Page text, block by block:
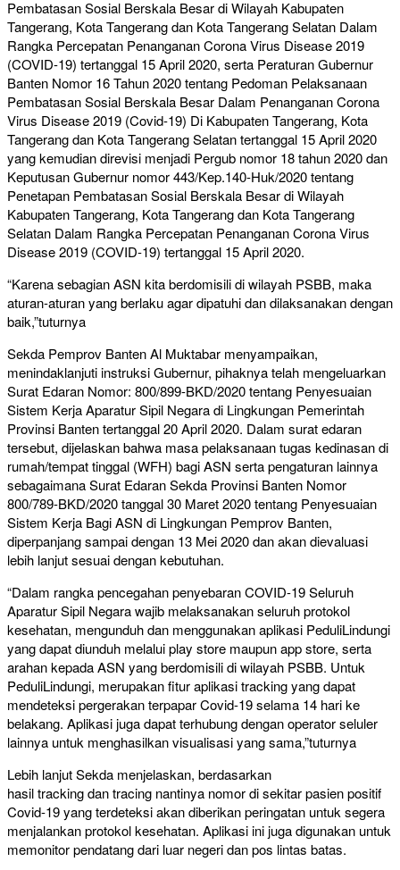
Pembatasan Sosial Berskala Besar di Wilayah Kabupaten
Tangerang, Kota Tangerang dan Kota Tangerang Selatan Dalam
Rangka Percepatan Penanganan Corona Virus Disease 2019
(COVID-19) tertanggal 15 April 2020, serta Peraturan Gubernur
Banten Nomor 16 Tahun 2020 tentang Pedoman Pelaksanaan
Pembatasan Sosial Berskala Besar Dalam Penanganan Corona
Virus Disease 2019 (Covid-19) Di Kabupaten Tangerang, Kota
Tangerang dan Kota Tangerang Selatan tertanggal 15 April 2020
yang kemudian direvisi menjadi Pergub nomor 18 tahun 2020 dan
Keputusan Gubernur nomor 443/Kep.140-Huk/2020 tentang
Penetapan Pembatasan Sosial Berskala Besar di Wilayah
Kabupaten Tangerang, Kota Tangerang dan Kota Tangerang
Selatan Dalam Rangka Percepatan Penanganan Corona Virus
Disease 2019 (COVID-19) tertanggal 15 April 2020.
“Karena sebagian ASN kita berdomisili di wilayah PSBB, maka
aturan-aturan yang berlaku agar dipatuhi dan dilaksanakan dengan
baik,”tuturnya
Sekda Pemprov Banten Al Muktabar menyampaikan,
menindaklanjuti instruksi Gubernur, pihaknya telah mengeluarkan
Surat Edaran Nomor: 800/899-BKD/2020 tentang Penyesuaian
Sistem Kerja Aparatur Sipil Negara di Lingkungan Pemerintah
Provinsi Banten tertanggal 20 April 2020. Dalam surat edaran
tersebut, dijelaskan bahwa masa pelaksanaan tugas kedinasan di
rumah/tempat tinggal (WFH) bagi ASN serta pengaturan lainnya
sebagaimana Surat Edaran Sekda Provinsi Banten Nomor
800/789-BKD/2020 tanggal 30 Maret 2020 tentang Penyesuaian
Sistem Kerja Bagi ASN di Lingkungan Pemprov Banten,
diperpanjang sampai dengan 13 Mei 2020 dan akan dievaluasi
lebih lanjut sesuai dengan kebutuhan.
“Dalam rangka pencegahan penyebaran COVID-19 Seluruh
Aparatur Sipil Negara wajib melaksanakan seluruh protokol
kesehatan, mengunduh dan menggunakan aplikasi PeduliLindungi
yang dapat diunduh melalui play store maupun app store, serta
arahan kepada ASN yang berdomisili di wilayah PSBB. Untuk
PeduliLindungi, merupakan fitur aplikasi tracking yang dapat
mendeteksi pergerakan terpapar Covid-19 selama 14 hari ke
belakang. Aplikasi juga dapat terhubung dengan operator seluler
lainnya untuk menghasilkan visualisasi yang sama,”tuturnya
Lebih lanjut Sekda menjelaskan, berdasarkan
hasil tracking dan tracing nantinya nomor di sekitar pasien positif
Covid-19 yang terdeteksi akan diberikan peringatan untuk segera
menjalankan protokol kesehatan. Aplikasi ini juga digunakan untuk
memonitor pendatang dari luar negeri dan pos lintas batas.